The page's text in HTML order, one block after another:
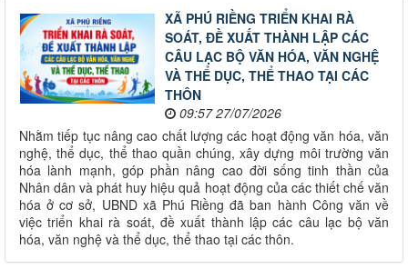
XÃ PHÚ RIỀNG TRIỂN KHAI RÀ
SOÁT, ĐỀ XUẤT THÀNH LẬP CÁC
CÂU LẠC BỘ VĂN HÓA, VĂN NGHỆ
VÀ THỂ DỤC, THỂ THAO TẠI CÁC
THÔN
09:57 27/07/2026
Nhằm tiếp tục nâng cao chất lượng các hoạt động văn hóa, văn
nghệ, thể dục, thể thao quần chúng, xây dựng môi trường văn
hóa lành mạnh, góp phần nâng cao đời sống tinh thần của
Nhân dân và phát huy hiệu quả hoạt động của các thiết chế văn
hóa ở cơ sở, UBND xã Phú Riềng đã ban hành Công văn về
việc triển khai rà soát, đề xuất thành lập các câu lạc bộ văn
hóa, văn nghệ và thể dục, thể thao tại các thôn.